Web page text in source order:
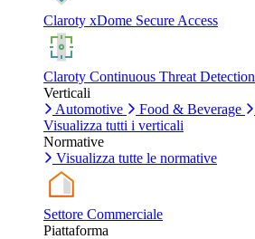
Claroty xDome Secure Access
Claroty Continuous Threat
Verticali
Automotive
Food & Beverage
Visualizza tutti i verticali
Normative
Visualizza tutte le normative
Settore Commerciale
Piattaforma